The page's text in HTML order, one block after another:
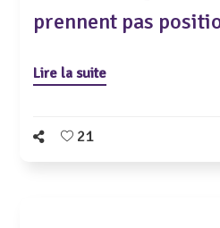
prennent pas
Lire la suite
21